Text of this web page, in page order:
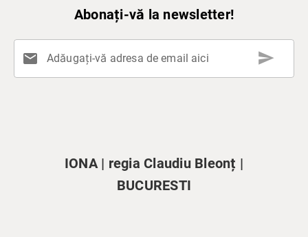
Abonați-vă la newsletter!
mail Adăugați-vă adresa de email aici send
IONA | regia Claudiu Bleonț |
BUCURESTI